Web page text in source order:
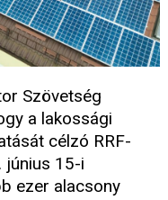
Szövetség
a lakossági
célzó RRF-
június 15-i
ezer alacsony